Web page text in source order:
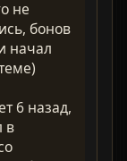
не
бонов
начал
6 назад,
в